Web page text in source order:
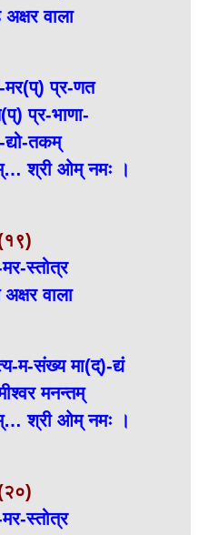
वाला
मर(प्) प्र-णत
प्र-भाणा-
तकम्
श्री ओम् नमः ।
स्तोत्र
वाला
म-संख्य मा(द्)-द्यं
मनन्तम्
श्री ओम् नमः ।
स्तोत्र